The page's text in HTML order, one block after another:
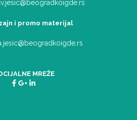
i promo materijal
MREŽE